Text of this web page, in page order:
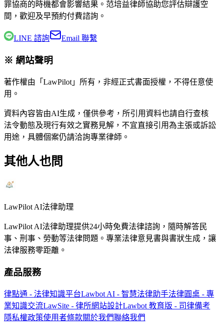
罪協商的時機都會影響結果。 范培益律師協助您評估辯護空
間，歡迎及早預約付費諮詢。
LINE 諮詢 Email 聯繫
※ 網站聲明
著作權由「LawPilot」所有，非經正式書面授權，不得任意使
用。
資料內容皆由AI生成，僅供參考，所引用資料也請自行查核
法令動態及現行有效之實務見解，不宜直接引用為主張或訴訟
用途，具體個案仍請洽詢專業律師。
其他人也問
LawPilot AI法律助理
LawPilot AI法律助理提供24小時免費法律諮詢，隨時解答民
事、刑事、勞動等法律問題。專業法律意見書與書狀生成，讓
法律服務零距離。
產品服務
律點通 - 法律知識平台Lawbot AI - 智慧法律助手法律圓桌 - 專
業知識交流LawSite - 律所網站設計Lawbot 教育版 - 司律備考
隱私權政策使用者條款關於我們聯絡我們